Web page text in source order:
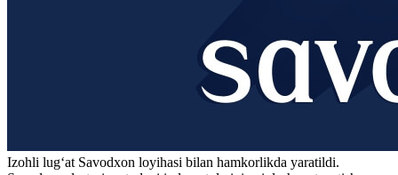
Izohli lugʻat Savodxon loyihasi bilan hamkorlikda yaratildi.